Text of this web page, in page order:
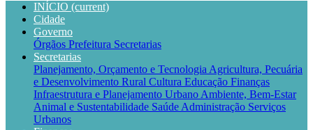
INÍCIO (current)
Cidade
Governo
Órgãos Prefeitura Secretarias
Secretarias
Planejamento, Orçamento e Tecnologia Agricultura, Pecuária
e Desenvolvimento Rural Cultura Educação Finanças
Infraestrutura e Planejamento Urbano Ambiente, Bem-Estar
Animal e Sustentabilidade Saúde Administração Serviços
Urbanos